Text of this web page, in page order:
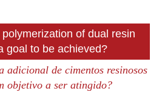
of dual resin
goal to be achieved?
adicional de cimentos resinosos
objetivo a ser atingido?